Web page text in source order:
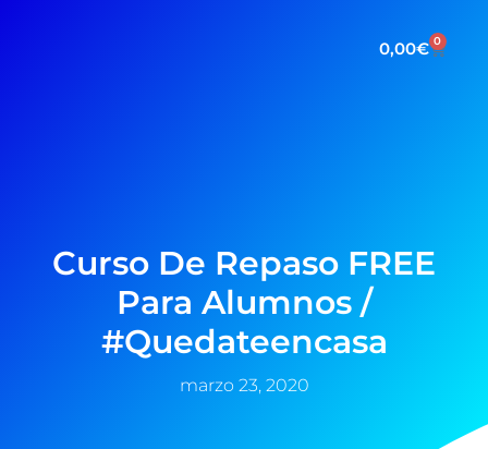
0,00€ 0
Curso De Repaso FREE
Para Alumnos /
#quedateencasa
marzo 23, 2020